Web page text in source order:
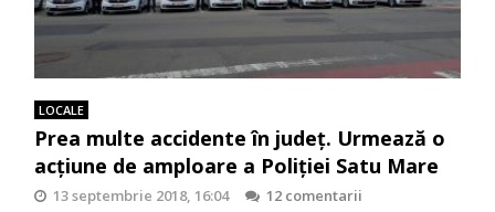
LOCALE
Prea multe accidente în județ. Urmează o
acțiune de amploare a Poliției Satu Mare
13 septembrie 2018, 16:04
12 comentarii